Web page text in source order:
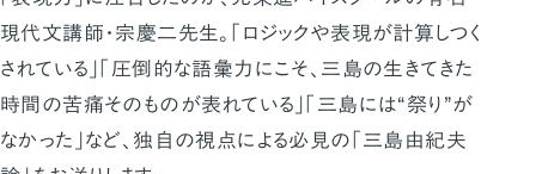
現代文講師・宗慶二先生。「ロジックや表現が計算しつく
されている」「圧倒的な語彙力にこそ、三島の生きてきた
時間の苦痛そのものが表れている」「三島には“祭り”が
なかった」など、独自の視点による必見の「三島由紀夫